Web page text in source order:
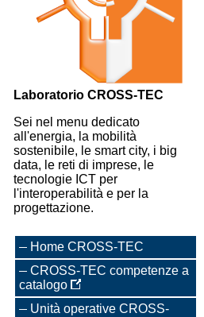
Laboratorio CROSS-TEC
Sei nel menu dedicato
all'energia, la mobilità
sostenibile, le smart city, i big
data, le reti di imprese, le
tecnologie ICT per
l'interoperabilità e per la
progettazione.
Home CROSS-TEC
CROSS-TEC competenze a
catalogo
Unità operative CROSS-